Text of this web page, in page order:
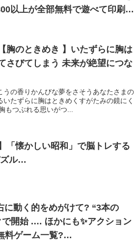
以上が全部無料で遊べて印刷も
胸のときめき 】いたずらに胸は
さびてしまう 未来が絶望につな
の香りかんびな夢をさそうあなたさまの
たずらに胸はときめくすがたみの鏡にく
もつぶれる思いがつ...
「懐かしい昭和」で脳トレする
ズル…
料ゲーム一覧?